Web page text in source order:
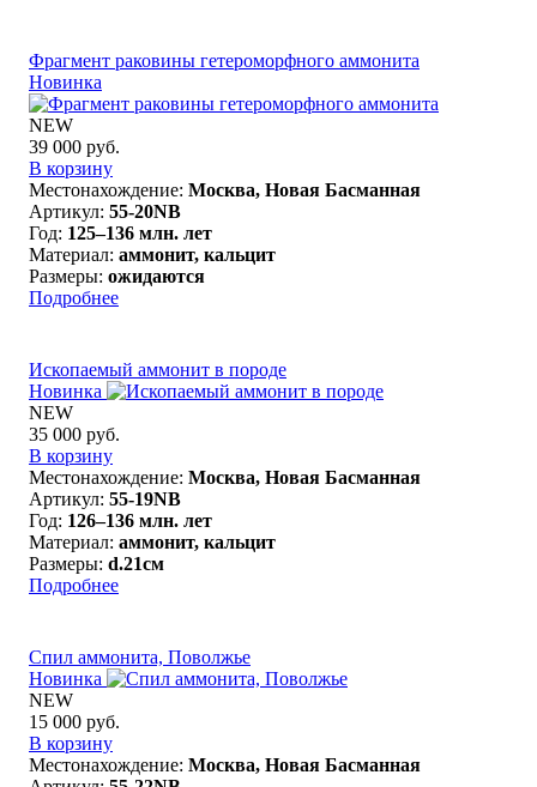
Фрагмент раковины гетероморфного аммонита
Новинка
NEW
39 000 руб.
В корзину
Местонахождение: Москва, Новая Басманная
Артикул: 55-20NB
Год: 125–136 млн. лет
Материал: аммонит, кальцит
Размеры: ожидаются
Подробнее
Ископаемый аммонит в породе
Новинка
NEW
35 000 руб.
В корзину
Местонахождение: Москва, Новая Басманная
Артикул: 55-19NB
Год: 126–136 млн. лет
Материал: аммонит, кальцит
Размеры: d.21см
Подробнее
Спил аммонита, Поволжье
Новинка
NEW
15 000 руб.
В корзину
Местонахождение: Москва, Новая Басманная